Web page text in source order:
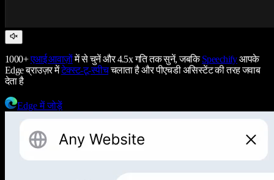
1000+एआई आवाज़ोंमें से चुनें और 4.5x गति तक सुनें, जबकिSpeechifyआपके
Edge ब्राउज़र मेंटेक्स्ट-टू-स्पीचचलाता है और पीएचडी असिस्टेंट की तरह जवाब
देता है
Edge में जोड़ें